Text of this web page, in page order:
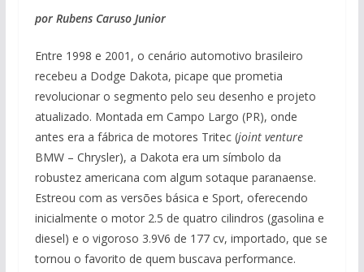
por Rubens Caruso Junior
Entre 1998 e 2001, o cenário automotivo brasileiro
recebeu a Dodge Dakota, picape que prometia
revolucionar o segmento pelo seu desenho e projeto
atualizado. Montada em Campo Largo (PR), onde
antes era a fábrica de motores Tritec (joint venture
BMW – Chrysler), a Dakota era um símbolo da
robustez americana com algum sotaque paranaense.
Estreou com as versões básica e Sport, oferecendo
inicialmente o motor 2.5 de quatro cilindros (gasolina e
diesel) e o vigoroso 3.9V6 de 177 cv, importado, que se
tornou o favorito de quem buscava performance.